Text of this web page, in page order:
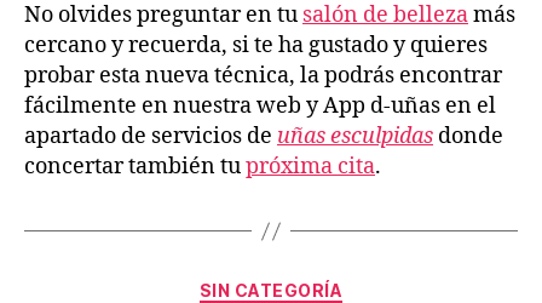
No olvides preguntar en tu salón de bellezamás
cercano y recuerda, si te ha gustado y quieres
probar esta nueva técnica, la podrás encontrar
fácilmente en nuestra web y App d-uñas en el
apartado de servicios de uñas esculpidas donde
concertar también tupróxima cita.
SIN CATEGORÍA